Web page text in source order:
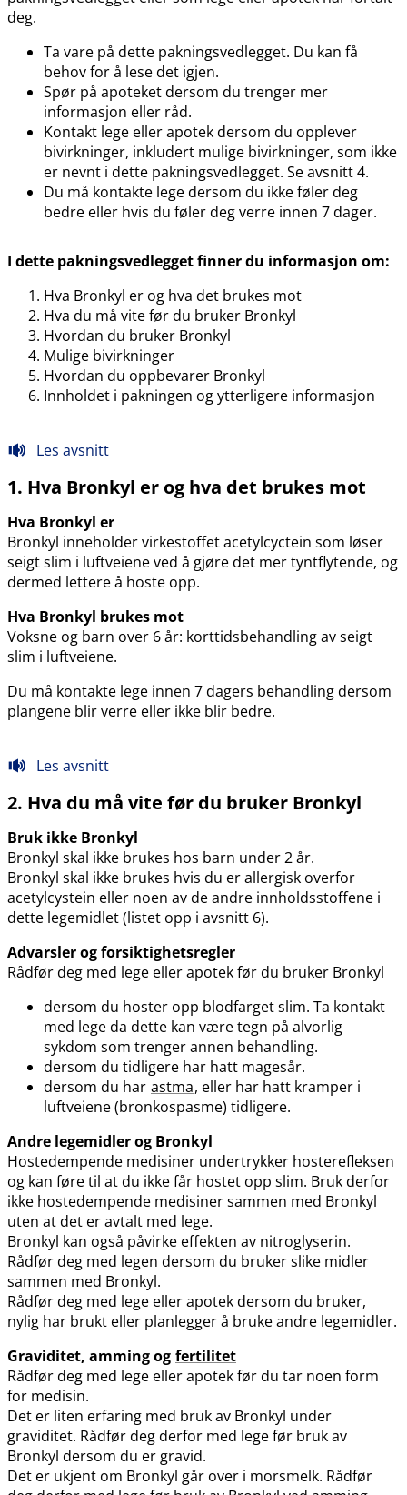
deg.
Ta vare på dette pakningsvedlegget. Du kan få
behov for å lese det igjen.
Spør på apoteket dersom du trenger mer
informasjon eller råd.
Kontakt lege eller apotek dersom du opplever
bivirkninger, inkludert mulige bivirkninger, som ikke
er nevnt i dette pakningsvedlegget. Se avsnitt 4.
Du må kontakte lege dersom du ikke føler deg
bedre eller hvis du føler deg verre innen 7 dager.
I dette pakningsvedlegget finner du informasjon om:
Hva Bronkyl er og hva det brukes mot
Hva du må vite før du bruker Bronkyl
Hvordan du bruker Bronkyl
Mulige bivirkninger
Hvordan du oppbevarer Bronkyl
Innholdet i pakningen og ytterligere informasjon
Les avsnitt
1. Hva Bronkyl er og hva det brukes mot
Hva Bronkyl er
Bronkyl inneholder virkestoffet acetylcyctein som løser
seigt slim i luftveiene ved å gjøre det mer tyntflytende, og
dermed lettere å hoste opp.
Hva Bronkyl brukes mot
Voksne og barn over 6 år: korttidsbehandling av seigt
slim i luftveiene.
Du må kontakte lege innen 7 dagers behandling dersom
plangene blir verre eller ikke blir bedre.
Les avsnitt
2. Hva du må vite før du bruker Bronkyl
Bruk ikke Bronkyl
Bronkyl skal ikke brukes hos barn under 2 år.
Bronkyl skal ikke brukes hvis du er allergisk overfor
acetylcystein eller noen av de andre innholdsstoffene i
dette legemidlet (listet opp i avsnitt 6).
Advarsler og forsiktighetsregler
Rådfør deg med lege eller apotek før du bruker Bronkyl
dersom du hoster opp blodfarget slim. Ta kontakt
med lege da dette kan være tegn på alvorlig
sykdom som trenger annen behandling.
dersom du tidligere har hatt magesår.
dersom du har astma, eller har hatt kramper i
luftveiene (bronkospasme) tidligere.
Andre legemidler og Bronkyl
Hostedempende medisiner undertrykker hosterefleksen
og kan føre til at du ikke får hostet opp slim. Bruk derfor
ikke hostedempende medisiner sammen med Bronkyl
uten at det er avtalt med lege.
Bronkyl kan også påvirke effekten av nitroglyserin.
Rådfør deg med legen dersom du bruker slike midler
sammen med Bronkyl.
Rådfør deg med lege eller apotek dersom du bruker,
nylig har brukt eller planlegger å bruke andre legemidler.
Graviditet, amming og fertilitet
Rådfør deg med lege eller apotek før du tar noen form
for medisin.
Det er liten erfaring med bruk av Bronkyl under
graviditet. Rådfør deg derfor med lege før bruk av
Bronkyl dersom du er gravid.
Det er ukjent om Bronkyl går over i morsmelk. Rådfør